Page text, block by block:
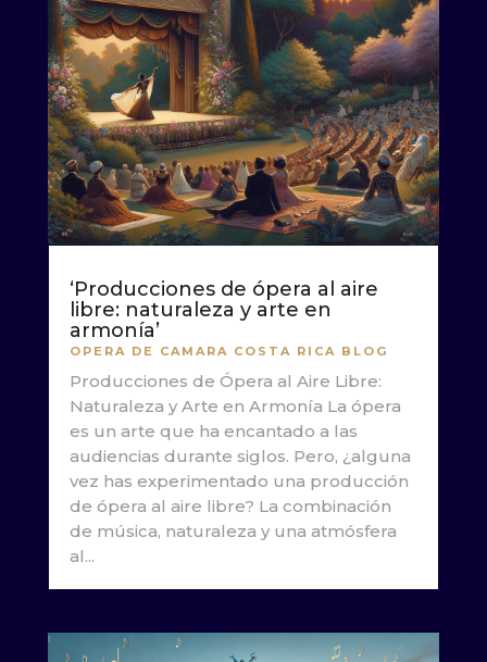
‘Producciones de ópera al aire
libre: naturaleza y arte en
armonía’
OPERA DE CAMARA COSTA RICA BLOG
Producciones de Ópera al Aire Libre:
Naturaleza y Arte en Armonía La ópera
es un arte que ha encantado a las
audiencias durante siglos. Pero, ¿alguna
vez has experimentado una producción
de ópera al aire libre? La combinación
de música, naturaleza y una atmósfera
al...